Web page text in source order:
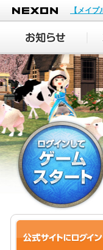
NEXON
【メイ